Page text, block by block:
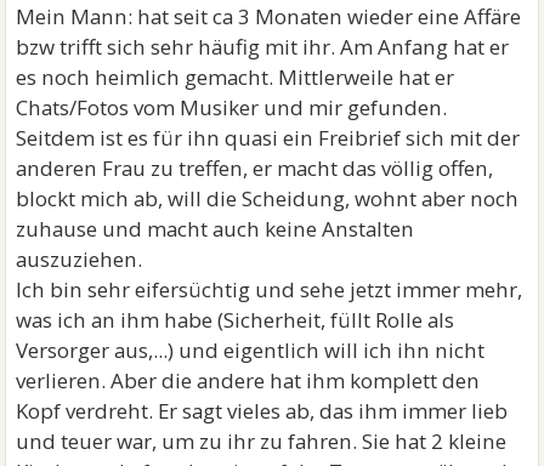
Mein Mann: hat seit ca 3 Monaten wieder eine Affäre
bzw trifft sich sehr häufig mit ihr. Am Anfang hat er
es noch heimlich gemacht. Mittlerweile hat er
Chats/Fotos vom Musiker und mir gefunden.
Seitdem ist es für ihn quasi ein Freibrief sich mit der
anderen Frau zu treffen, er macht das völlig offen,
blockt mich ab, will die Scheidung, wohnt aber noch
zuhause und macht auch keine Anstalten
auszuziehen.
Ich bin sehr eifersüchtig und sehe jetzt immer mehr,
was ich an ihm habe (Sicherheit, füllt Rolle als
Versorger aus,...) und eigentlich will ich ihn nicht
verlieren. Aber die andere hat ihm komplett den
Kopf verdreht. Er sagt vieles ab, das ihm immer lieb
und teuer war, um zu ihr zu fahren. Sie hat 2 kleine